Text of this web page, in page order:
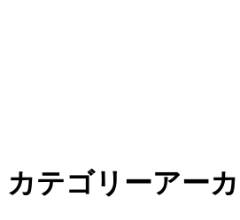
カテゴリーアー